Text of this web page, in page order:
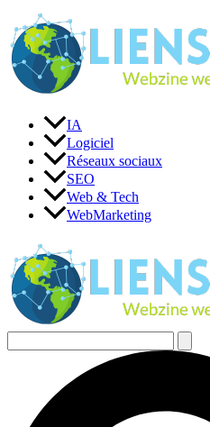
au
contenu
IA
Logiciel
Réseaux sociaux
SEO
Web & Tech
WebMarketing